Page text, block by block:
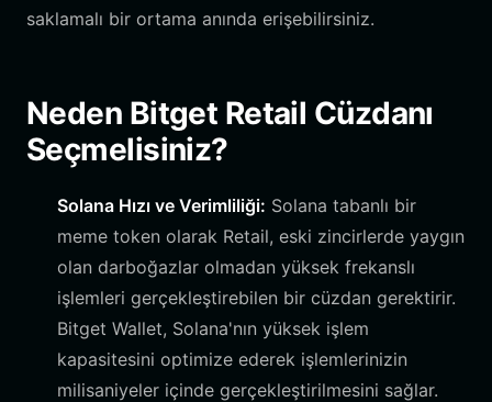
saklamalı bir ortama anında erişebilirsiniz.
Neden Bitget Retail Cüzdanı
Seçmelisiniz?
Solana Hızı ve Verimliliği: Solana tabanlı bir
meme token olarak Retail, eski zincirlerde yaygın
olan darboğazlar olmadan yüksek frekanslı
işlemleri gerçekleştirebilen bir cüzdan gerektirir.
Bitget Wallet, Solana'nın yüksek işlem
kapasitesini optimize ederek işlemlerinizin
milisaniyeler içinde gerçekleştirilmesini sağlar.